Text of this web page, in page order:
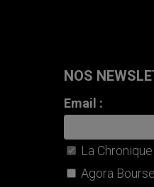
NOS
Email :
La
Agora Bourse